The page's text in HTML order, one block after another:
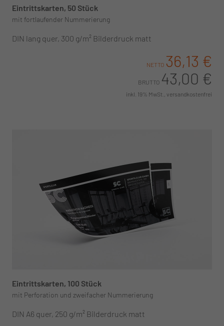
Eintrittskarten, 50 Stück
mit fortlaufender Nummerierung
DIN lang quer, 300 g/m² Bilderdruck matt
NETTO 36,13 €
BRUTTO 43,00 €
inkl. 19% MwSt., versandkostenfrei
Eintrittskarten, 100 Stück
mit Perforation und zweifacher Nummerierung
DIN A6 quer, 250 g/m² Bilderdruck matt